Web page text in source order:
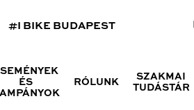
#I BIKE BUDAPEST
ÉS
RÓLUNK
SZAKMAI
TUDÁSTÁR